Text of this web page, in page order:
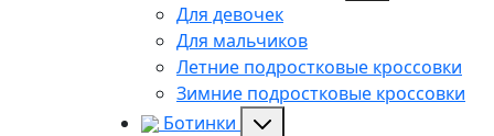
Для девочек
Для мальчиков
Летние подростковые кроссовки
Зимние подростковые кроссовки
Ботинки